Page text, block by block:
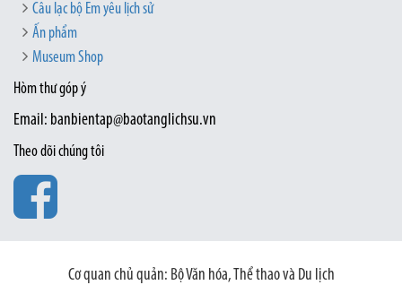
Câu lạc bộ Em yêu lịch sử
Ấn phẩm
Museum Shop
Hòm thư góp ý
Email: banbientap@baotanglichsu.vn
Theo dõi chúng tôi
Cơ quan chủ quản: Bộ Văn hóa, Thể thao và Du lịch